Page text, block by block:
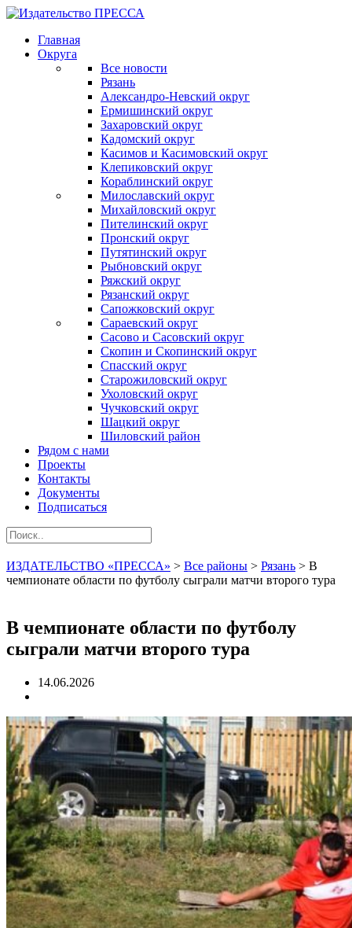
Главная
Округа
Все новости
Рязань
Александро-Невский округ
Ермишинский округ
Захаровский округ
Кадомский округ
Касимов и Касимовский округ
Клепиковский округ
Кораблинский округ
Милославский округ
Михайловский округ
Пителинский округ
Пронский округ
Путятинский округ
Рыбновский округ
Ряжский округ
Рязанский округ
Сапожковский округ
Сараевский округ
Сасово и Сасовский округ
Скопин и Скопинский округ
Спасский округ
Старожиловский округ
Ухоловский округ
Чучковский округ
Шацкий округ
Шиловский район
Рядом с нами
Проекты
Контакты
Документы
Подписаться
ИЗДАТЕЛЬСТВО «ПРЕССА» > Все районы > Рязань > В
чемпионате области по футболу сыграли матчи второго тура
В чемпионате области по футболу
сыграли матчи второго тура
14.06.2026